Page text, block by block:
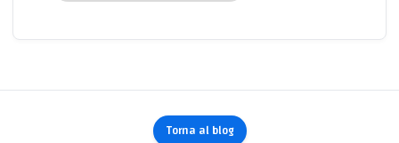
Torna al blog